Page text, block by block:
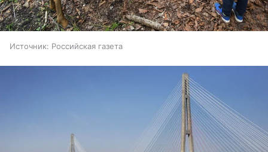
Источник: Российская газета